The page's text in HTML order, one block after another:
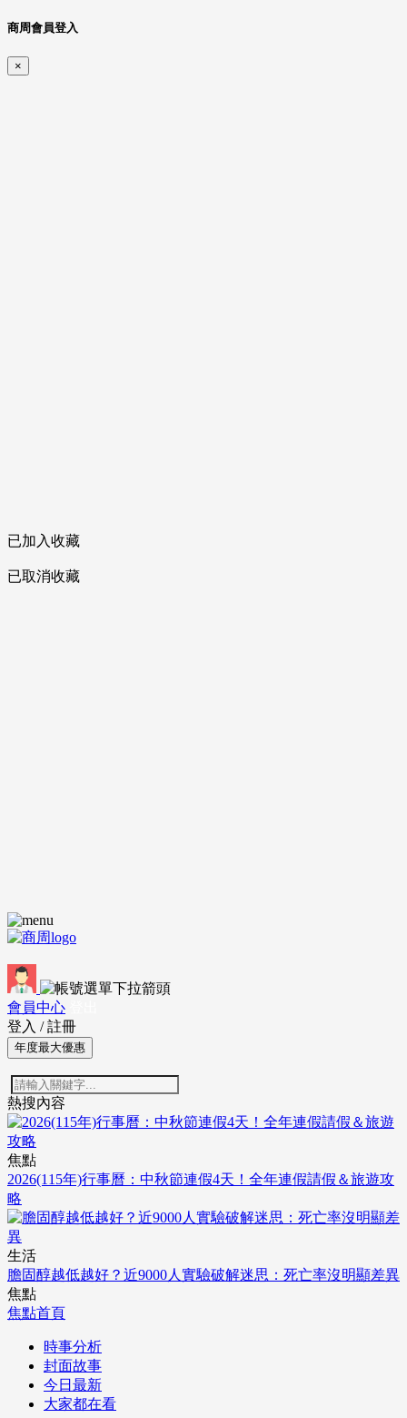
商周會員登入
×
已加入收藏
已取消收藏
會員中心
登入 / 註冊
年度最大優惠
熱搜內容
焦點
2026(115年)行事曆：中秋節連假4天！全年連假請假＆旅遊攻
略
生活
膽固醇越低越好？近9000人實驗破解迷思：死亡率沒明顯差異
焦點
焦點首頁
時事分析
封面故事
今日最新
大家都在看